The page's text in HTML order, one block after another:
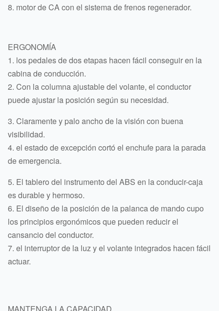
8. motor de CA con el sistema de frenos regenerador.
ERGONOMÍA
1. los pedales de dos etapas hacen fácil conseguir en la
cabina de conducción.
2. Con la columna ajustable del volante, el conductor
puede ajustar la posición según su necesidad.
3. Claramente y palo ancho de la visión con buena
visibilidad.
4. el estado de excepción cortó el enchufe para la parada
de emergencia.
5. El tablero del instrumento del ABS en la conducir-caja
es durable y hermoso.
6. El diseño de la posición de la palanca de mando cupo
los principios ergonómicos que pueden reducir el
cansancio del conductor.
7. el interruptor de la luz y el volante integrados hacen fácil
actuar.